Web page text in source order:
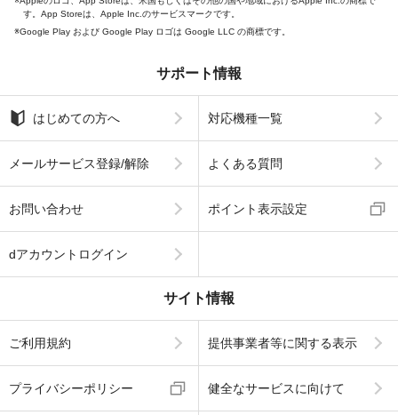
す。App Storeは、Apple Inc.のサービスマークです。
Google Play および Google Play ロゴは Google LLC の商標です。
サポート情報
はじめての方へ 対応機種一覧
メールサービス登録/解除 よくある質問
お問い合わせ ポイント表示設定
dアカウントログイン
サイト情報
ご利用規約 提供事業者等に関する表示
プライバシーポリシー 健全なサービスに向けて